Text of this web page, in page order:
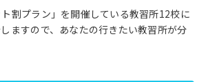
ト割プラン」を開催している教習所12校に
ますので、あなたの行きたい教習所が分